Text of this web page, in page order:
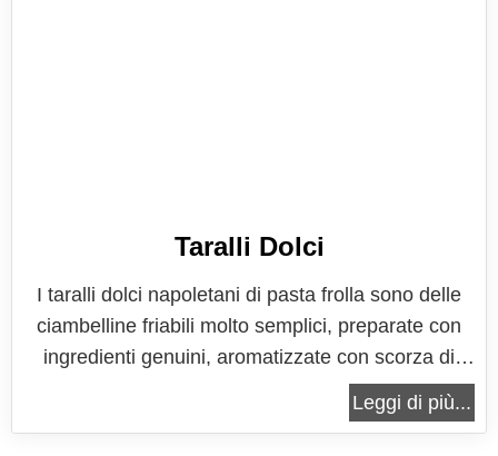
Taralli Dolci
I taralli dolci napoletani di pasta frolla sono delle
ciambelline friabili molto semplici, preparate con
ingredienti genuini, aromatizzate con scorza di
limone e liquore Strega, ideali per la merenda o la
colazione dei bambini, spuntino veloce irresistibile
Leggi di più...